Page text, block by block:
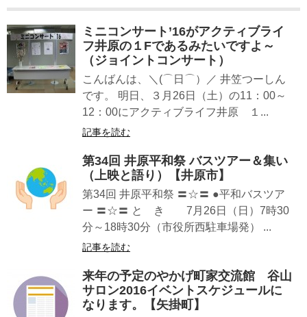
ミニコンサート’16がアクティブライ
フ井原の１Fであるみたいですよ～
（ジョイントコンサート）
こんばんは、＼(⌒日⌒）／ 井笠つーしん
です。 明日、３月26日（土）の11：00～
12：00にアクティブライフ井原 １...
記事を読む
第34回 井原平和祭 バスツアー＆集い
（上映と語り）【井原市】
第34回 井原平和祭 〓☆〓 ●平和バスツア
ー 〓☆〓 と き 7月26日（日）7時30
分～18時30分（市役所西駐車場発） ...
記事を読む
来年の予定のやかげ町家交流館 谷山
サロン2016イベントスケジュールに
なります。【矢掛町】